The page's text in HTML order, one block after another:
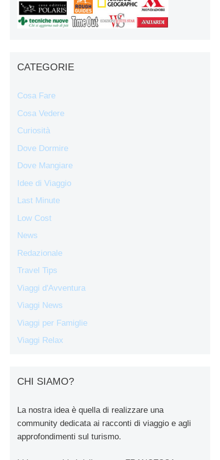
CATEGORIE
Cosa Fare
Cosa Vedere
Curiosità
Dove Dormire
Dove Mangiare
Idee di Viaggio
Last Minute
Low Cost
News
Redazionale
Travel Tips
Viaggi d'Avventura
Viaggi News
Viaggi per Famiglie
Viaggi Relax
CHI SIAMO?
La nostra idea è quella di realizzare una
community dedicata ai racconti di viaggio e agli
approfondimenti sul turismo.